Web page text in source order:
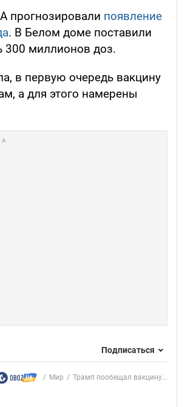
прогнозировали появление
. В Белом доме поставили
300 миллионов доз.
в первую очередь вакцину
а для этого намерены
Подписаться
Мир Трамп пообещал вакцину...